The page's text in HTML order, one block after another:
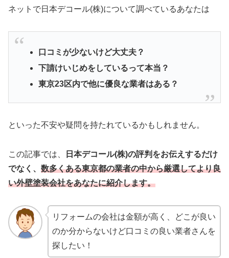
ネットで日本デコール(株)について調べているあなたは
口コミが少ないけど大丈夫？
下請けいじめをしているって本当？
東京23区内で他に優良な業者はある？
といった不安や疑問を持たれているかもしれません。
この記事では、
日本デコール(株)の評判をお伝えするだけ
でなく、 数多くある東京都の業者の中から厳選してより良
い外壁塗装会社をあなたに紹介します。
リフォームの会社は金額が高く、どこが良い
のか分からないけど口コミの良い業者さんを
探したい！